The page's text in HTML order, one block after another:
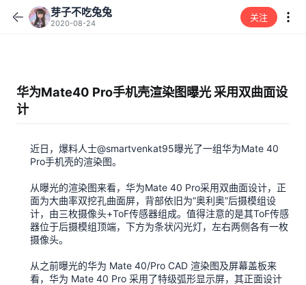
芽子不吃兔兔
2020-08-24
关注
华为Mate40 Pro手机壳渲染图曝光 采用双曲面设
计
近日，爆料人士@smartvenkat95曝光了一组华为Mate 40
Pro手机壳的渲染图。
从曝光的渲染图来看，华为Mate 40 Pro采用双曲面设计，正
面为大曲率双挖孔曲面屏，背部依旧为“奥利奥”后摄模组设
计，由三枚摄像头+ToF传感器组成。值得注意的是其ToF传感
器位于后摄模组顶端，下方为条状闪光灯，左右两侧各有一枚
摄像头。
从之前曝光的华为 Mate 40/Pro CAD 渲染图及屏幕盖板来
看，华为 Mate 40 Pro 采用了特级弧形显示屏，其正面设计